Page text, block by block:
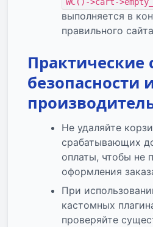
WC()->cart-
выполняется в
правильного
Практические
безопасности
Не удаляйте
срабатывающих
оплаты, чтобы не
оформления
При
кастомных
проверяйте